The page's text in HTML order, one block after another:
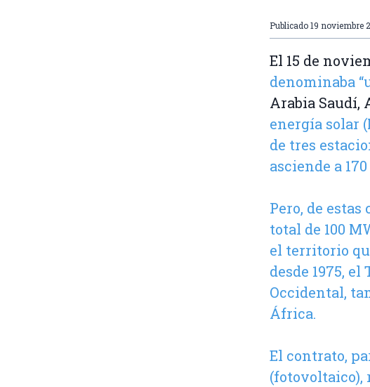
Publicado19 noviembre
El 15 de
denominaba
Arabia Saudí,
energía solar
de tres
asciende a
Pero, de
total de 100
el territorio
desde 1975,
Occidental,
África.
El contrato,
(fotovoltaico),